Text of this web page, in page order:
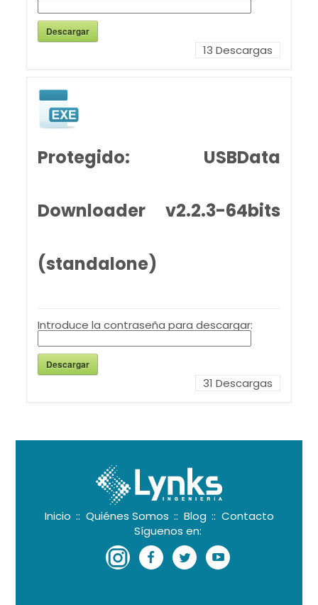
Descargar
13 Descargas
Protegido: USBData
Downloader v2.2.3-64bits
(standalone)
Introduce la contraseña para descargar:
Descargar
31 Descargas
Inicio :: Quiénes Somos :: Blog :: Contacto
Síguenos en:
InstagramFacebookTwitter